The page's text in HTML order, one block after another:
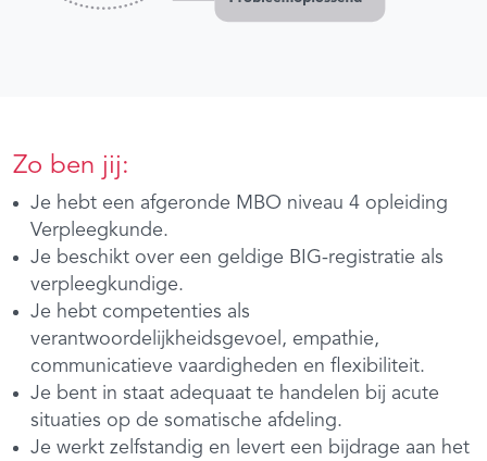
Zo ben jij:
Je hebt een afgeronde MBO niveau 4 opleiding
Verpleegkunde.
Je beschikt over een geldige BIG-registratie als
verpleegkundige.
Je hebt competenties als
verantwoordelijkheidsgevoel, empathie,
communicatieve vaardigheden en flexibiliteit.
Je bent in staat adequaat te handelen bij acute
situaties op de somatische afdeling.
Je werkt zelfstandig en levert een bijdrage aan het